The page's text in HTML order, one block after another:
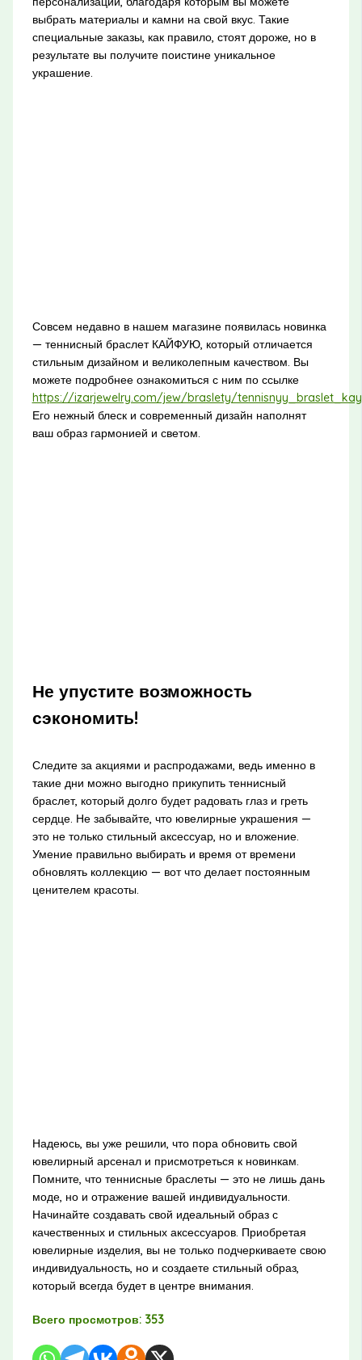
выбрать материалы и камни на свой вкус. Такие
специальные заказы, как правило, стоят дороже, но в
результате вы получите поистине уникальное
украшение.
Совсем недавно в нашем магазине появилась новинка
— теннисный браслет КАЙФУЮ, который отличается
стильным дизайном и великолепным качеством. Вы
можете подробнее ознакомиться с ним по ссылке
https://izarjewelry.com/jew/braslety/
Его нежный блеск и современный дизайн наполнят
ваш образ гармонией и светом.
Не упустите возможность
сэкономить!
Следите за акциями и распродажами, ведь именно в
такие дни можно выгодно прикупить теннисный
браслет, который долго будет радовать глаз и греть
сердце. Не забывайте, что ювелирные украшения —
это не только стильный аксессуар, но и вложение.
Умение правильно выбирать и время от времени
обновлять коллекцию — вот что делает постоянным
ценителем красоты.
Надеюсь, вы уже решили, что пора обновить свой
ювелирный арсенал и присмотреться к новинкам.
Помните, что теннисные браслеты — это не лишь дань
моде, но и отражение вашей индивидуальности.
Начинайте создавать свой идеальный образ с
качественных и стильных аксессуаров. Приобретая
ювелирные изделия, вы не только подчеркиваете свою
индивидуальность, но и создаете стильный образ,
который всегда будет в центре внимания.
Всего просмотров: 353